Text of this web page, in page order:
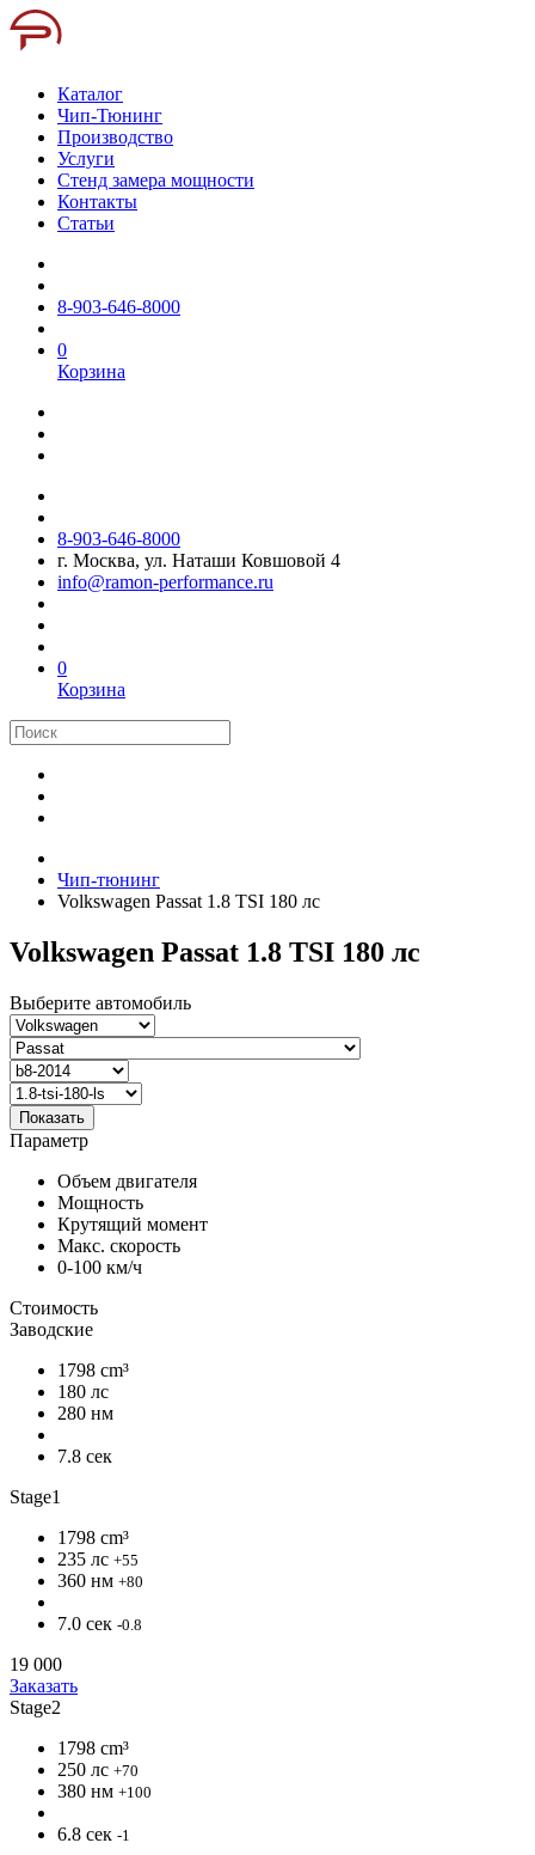
Каталог
Чип-Тюнинг
Производство
Услуги
Стенд замера мощности
Контакты
Статьи
8-903-646-8000
0
Корзина
8-903-646-8000
г. Москва, ул. Наташи Ковшовой 4
info@ramon-performance.ru
0
Корзина
Чип-тюнинг
Volkswagen Passat 1.8 TSI 180 лс
Volkswagen Passat 1.8 TSI 180 лс
Выберите автомобиль
Показать
Параметр
Объем двигателя
Мощность
Крутящий момент
Макс. скорость
0-100 км/ч
Стоимость
Заводские
1798 cm³
180 лс
280 нм
7.8 сек
Stage1
1798 cm³
235 лс +55
360 нм +80
7.0 сек -0.8
19 000
Заказать
Stage2
1798 cm³
250 лс +70
380 нм +100
6.8 сек -1